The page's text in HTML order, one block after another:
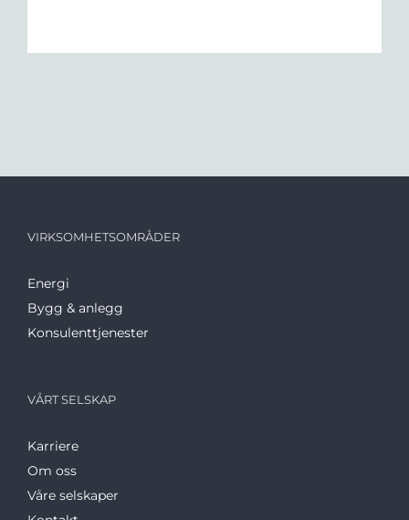
VIRKSOMHETSOMRÅDER
Energi
Bygg & anlegg
Konsulenttjenester
VÅRT SELSKAP
Karriere
Om oss
Våre selskaper